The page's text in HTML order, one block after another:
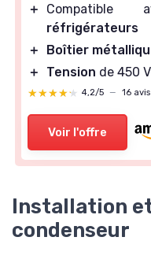
＋
Compatible
réfrigérateurs
＋
Boîtier
＋
Tension de 450
★★★★★
★★★★★ 4,2/5 — 16 avis
Voir l'offre
Installation
condenseur